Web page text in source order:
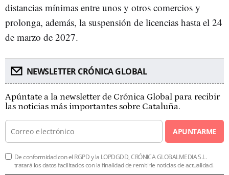
distancias mínimas entre unos y otros comercios y
prolonga, además, la suspensión de licencias hasta el 24
de marzo de 2027.
NEWSLETTER CRÓNICA GLOBAL
Apúntate a la newsletter de Crónica Global para recibir
las noticias más importantes sobre Cataluña.
APUNTARME
De conformidad con el RGPD y la LOPDGDD, CRÓNICA GLOBALMEDIA S.L.
tratará los datos facilitados con la finalidad de remitirle noticias de actualidad.